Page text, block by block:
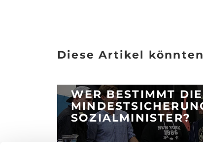
Diese Artikel
WER BESTIMMT
SOZIALMINISTER?